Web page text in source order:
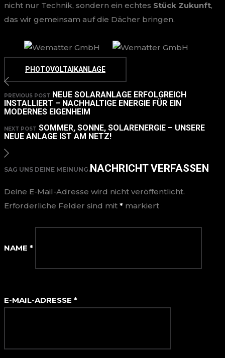
nicht nur Technik, sondern ein echtes Stück Zukunft,
das wir gemeinsam auf die Dächer bringen.
PHOTOVOLTAIKANLAGE
PREVIOUS POST NEUE SOLARANLAGE ERFOLGREICH
INSTALLIERT – NACHHALTIGE ENERGIE FÜR EIN
MODERNES EIGENHEIM
NEXT POST SOMMER, SONNE, SOLARENERGIE – UNSERE
NEUE ANLAGE IST AM NETZ!
SAG UNS DEINE MEINUNG.NACHRICHT VERFASSEN
Deine E-Mail-Adresse wird nicht veröffentlicht.
Erforderliche Felder sind mit * markiert
NAME *
E-MAIL-ADRESSE *